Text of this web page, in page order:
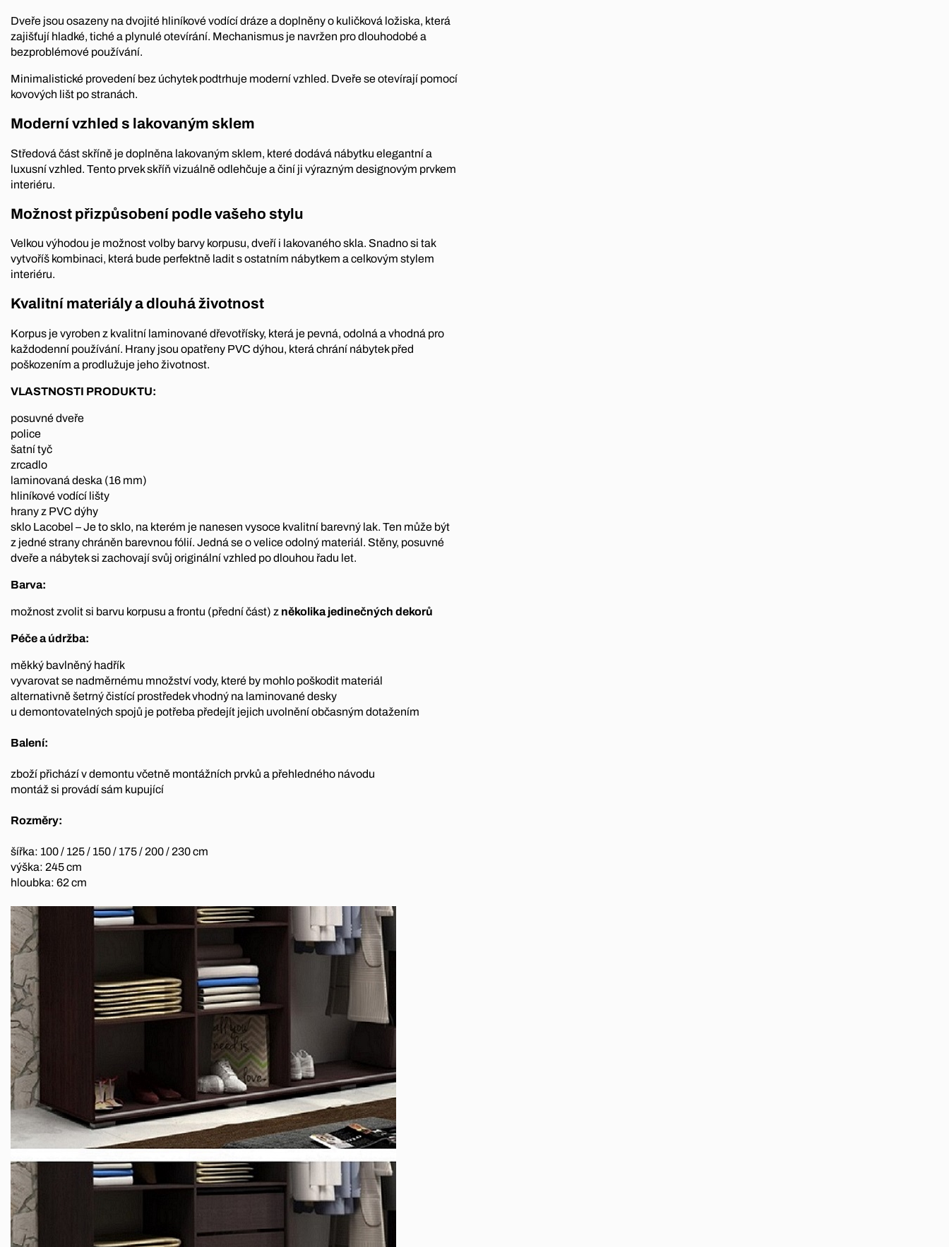
Dveře jsou osazeny na dvojité hliníkové vodící dráze a doplněny o kuličková ložiska, která
zajišťují hladké, tiché a plynulé otevírání. Mechanismus je navržen pro dlouhodobé a
bezproblémové používání.
Minimalistické provedení bez úchytek podtrhuje moderní vzhled. Dveře se otevírají pomocí
kovových lišt po stranách.
Moderní vzhled s lakovaným sklem
Středová část skříně je doplněna lakovaným sklem, které dodává nábytku elegantní a
luxusní vzhled. Tento prvek skříň vizuálně odlehčuje a činí ji výrazným designovým prvkem
interiéru.
Možnost přizpůsobení podle vašeho stylu
Velkou výhodou je možnost volby barvy korpusu, dveří i lakovaného skla. Snadno si tak
vytvoříš kombinaci, která bude perfektně ladit s ostatním nábytkem a celkovým stylem
interiéru.
Kvalitní materiály a dlouhá životnost
Korpus je vyroben z kvalitní laminované dřevotřísky, která je pevná, odolná a vhodná pro
každodenní používání. Hrany jsou opatřeny PVC dýhou, která chrání nábytek před
poškozením a prodlužuje jeho životnost.
VLASTNOSTI PRODUKTU:
posuvné dveře
police
šatní tyč
zrcadlo
laminovaná deska (16 mm)
hliníkové vodící lišty
hrany z PVC dýhy
sklo Lacobel – Je to sklo, na kterém je nanesen vysoce kvalitní barevný lak. Ten může být
z jedné strany chráněn barevnou fólií. Jedná se o velice odolný materiál. Stěny, posuvné
dveře a nábytek si zachovají svůj originální vzhled po dlouhou řadu let.
Barva:
možnost zvolit si barvu korpusu a frontu (přední část) z několika jedinečných dekorů
Péče a údržba:
měkký bavlněný hadřík
vyvarovat se nadměrnému množství vody, které by mohlo poškodit materiál
alternativně šetrný čistící prostředek vhodný na laminované desky
u demontovatelných spojů je potřeba předejít jejich uvolnění občasným dotažením
Balení:
zboží přichází v demontu včetně montážních prvků a přehledného návodu
montáž si provádí sám kupující
Rozměry:
šířka: 100 / 125 / 150 / 175 / 200 / 230 cm
výška: 245 cm
hloubka: 62 cm